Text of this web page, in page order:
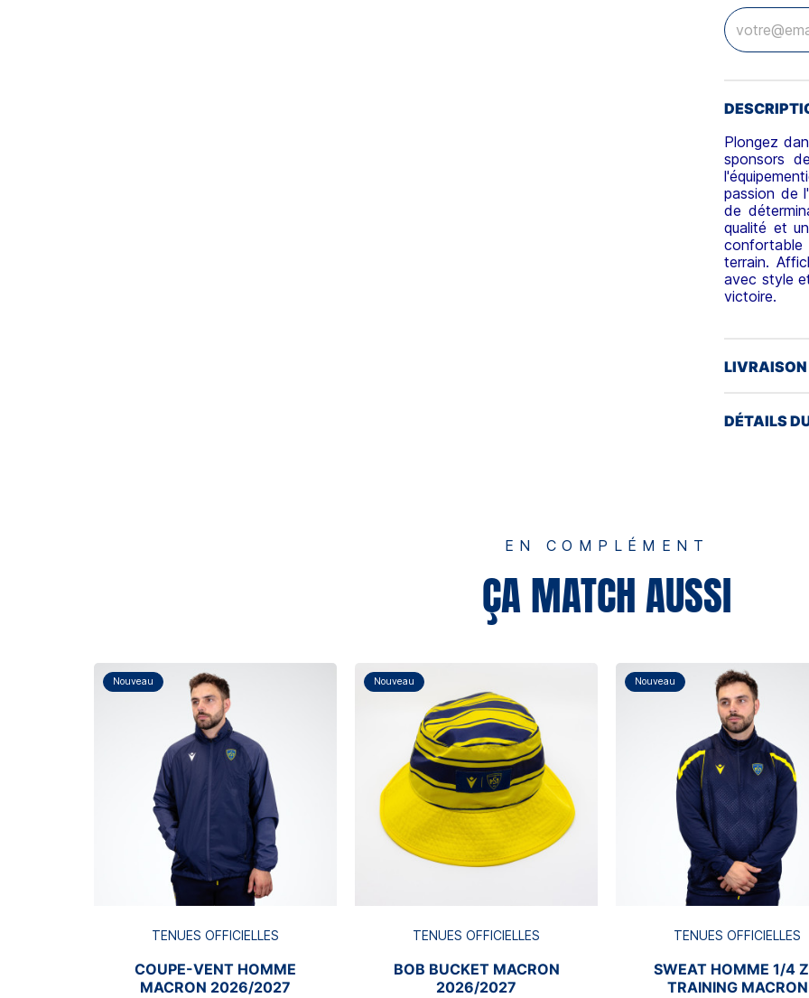
Plongez
sponsors
passion de
de
qualité et
confortable
terrain.
avec style
victoire.
LIVRAISON
DÉTAILS
EN COMPLÉMENT
ÇA MATCH AUSSI
Nouveau
TENUES OFFICIELLES
COUPE-VENT HOMME
MACRON 2026/2027
Nouveau
TENUES OFFICIELLES
BOB BUCKET MACRON
2026/2027
Nouveau
TENUES OFFICIELLES
SWEAT HOMME 1/4
TRAINING MACRON